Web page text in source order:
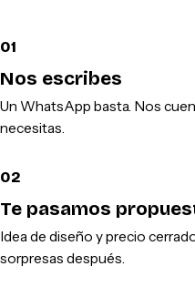
01
Nos escribes
Un WhatsApp basta. Nos
necesitas.
02
Te pasamos
Idea de diseño y precio
sorpresas después.